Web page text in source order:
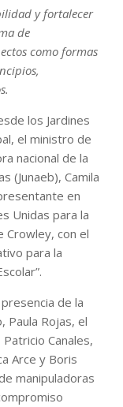
y fortalecer
de
como formas
los Jardines
el ministro de
nacional de la
(Junaeb), Camila
en
Unidas para la
Crowley, con el
para la
de la
Paula Rojas, el
Canales,
Arce y Boris
manipuladoras